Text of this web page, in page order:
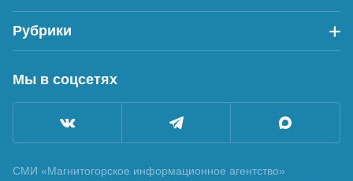
Рубрики
Мы в соцсетях
СМИ «Магнитогорское информационное агентство»